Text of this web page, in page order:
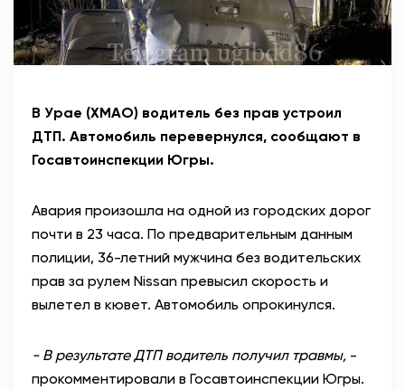
ОФИЦИАЛЬНО
В Урае (ХМАО) водитель без прав устроил
ДТП. Автомобиль перевернулся, сообщают в
Госавтоинспекции Югры.
Авария произошла на одной из городских дорог
почти в 23 часа. По предварительным данным
полиции, 36-летний мужчина без водительских
прав за рулем Nissan превысил скорость и
вылетел в кювет. Автомобиль опрокинулся.
- В результате ДТП водитель получил травмы, -
прокомментировали в Госавтоинспекции Югры.